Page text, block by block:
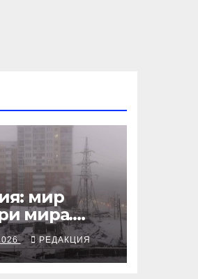
мир
мира.
и
РЕДАКЦИЯ